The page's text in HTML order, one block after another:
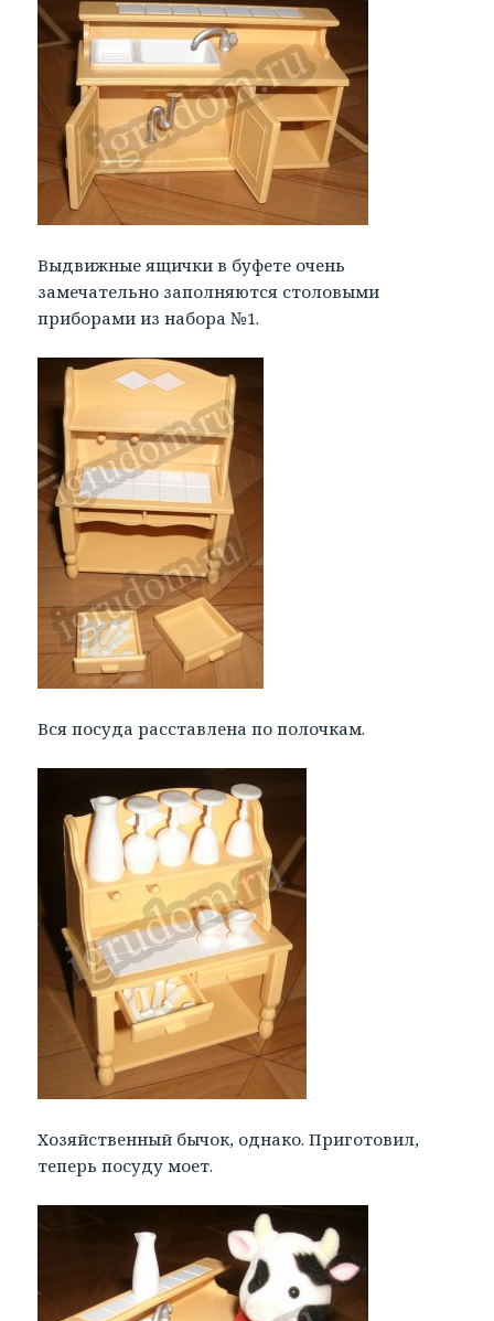
Выдвижные ящички в буфете очень
замечательно заполняются столовыми
приборами из набора №1.
Вся посуда расставлена по полочкам.
Хозяйственный бычок, однако. Приготовил,
теперь посуду моет.